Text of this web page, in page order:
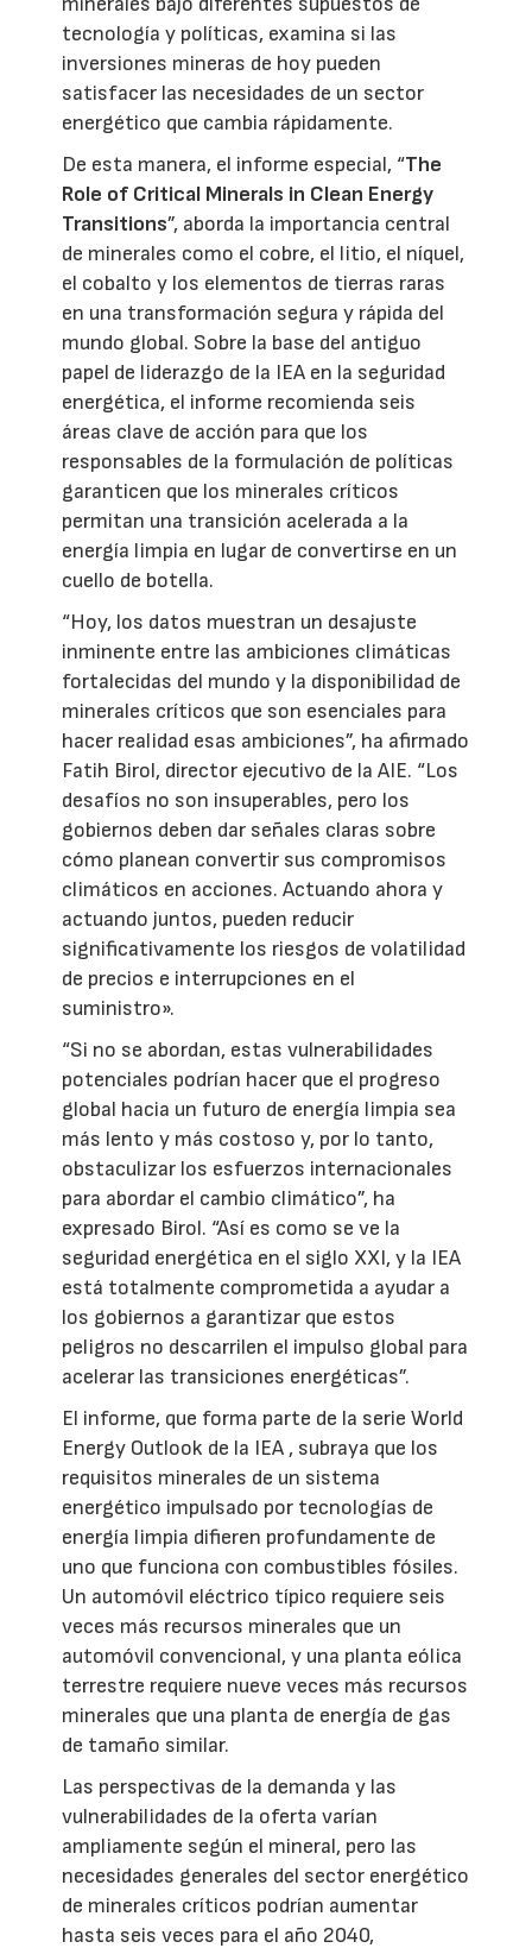
tecnología y políticas, examina si las
inversiones mineras de hoy pueden
satisfacer las necesidades de un sector
energético que cambia rápidamente.
De esta manera, el informe especial, “The
Role of Critical Minerals in Clean Energy
Transitions”, aborda la importancia central
de minerales como el cobre, el litio, el níquel,
el cobalto y los elementos de tierras raras
en una transformación segura y rápida del
mundo global. Sobre la base del antiguo
papel de liderazgo de la IEA en la seguridad
energética, el informe recomienda seis
áreas clave de acción para que los
responsables de la formulación de políticas
garanticen que los minerales críticos
permitan una transición acelerada a la
energía limpia en lugar de convertirse en un
cuello de botella.
“Hoy, los datos muestran un desajuste
inminente entre las ambiciones climáticas
fortalecidas del mundo y la disponibilidad de
minerales críticos que son esenciales para
hacer realidad esas ambiciones”, ha afirmado
Fatih Birol, director ejecutivo de la AIE. “Los
desafíos no son insuperables, pero los
gobiernos deben dar señales claras sobre
cómo planean convertir sus compromisos
climáticos en acciones. Actuando ahora y
actuando juntos, pueden reducir
significativamente los riesgos de volatilidad
de precios e interrupciones en el
suministro».
“Si no se abordan, estas vulnerabilidades
potenciales podrían hacer que el progreso
global hacia un futuro de energía limpia sea
más lento y más costoso y, por lo tanto,
obstaculizar los esfuerzos internacionales
para abordar el cambio climático”, ha
expresado Birol. “Así es como se ve la
seguridad energética en el siglo XXI, y la IEA
está totalmente comprometida a ayudar a
los gobiernos a garantizar que estos
peligros no descarrilen el impulso global para
acelerar las transiciones energéticas”.
El informe, que forma parte de la serie World
Energy Outlook de la IEA , subraya que los
requisitos minerales de un sistema
energético impulsado por tecnologías de
energía limpia difieren profundamente de
uno que funciona con combustibles fósiles.
Un automóvil eléctrico típico requiere seis
veces más recursos minerales que un
automóvil convencional, y una planta eólica
terrestre requiere nueve veces más recursos
minerales que una planta de energía de gas
de tamaño similar.
Las perspectivas de la demanda y las
vulnerabilidades de la oferta varían
ampliamente según el mineral, pero las
necesidades generales del sector energético
de minerales críticos podrían aumentar
hasta seis veces para el año 2040,